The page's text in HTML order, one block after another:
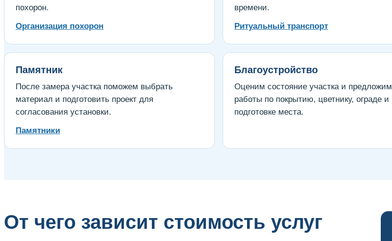
похорон.
Организация похорон
времени.
Ритуальный транспорт
Памятник
После замера участка поможем выбрать
материал и подготовить проект для
согласования установки.
Памятники
Благоустройство
Оценим состояние участка и предложим
работы по покрытию, цветнику, ограде и
подготовке места.
От чего зависит стоимость услуг